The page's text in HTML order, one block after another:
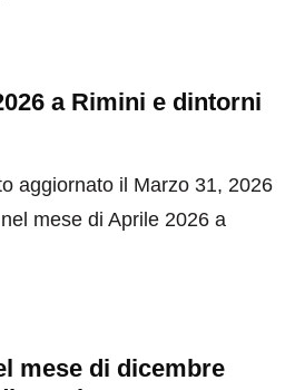
a Rimini e dintorni
aggiornato il Marzo 31, 2026
mese di Aprile 2026 a
mese di dicembre